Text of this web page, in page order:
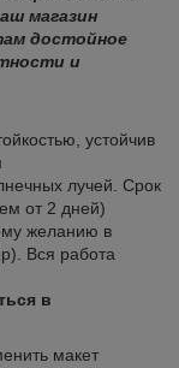
магазин
достойное
и
устойчив
лучей. Срок
от 2 дней)
желанию в
Вся работа
в
макет